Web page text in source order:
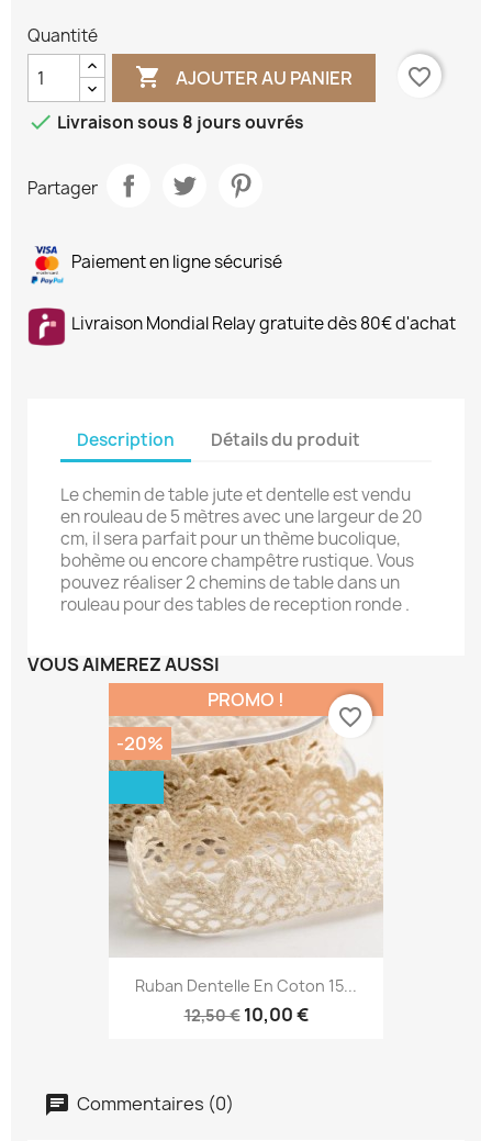
Quantité
 AJOUTER AU PANIER
favorite_border
 Livraison sous 8 jours ouvrés
Partager
Paiement en ligne sécurisé
Livraison Mondial Relay gratuite dès 80€ d'achat
Description Détails du produit
Le chemin de table jute et dentelle est vendu
en rouleau de 5 mètres avec une largeur de 20
cm, il sera parfait pour un thème bucolique,
bohème ou encore champêtre rustique. Vous
pouvez réaliser 2 chemins de table dans un
rouleau pour des tables de reception ronde .
VOUS AIMEREZ AUSSI
Ruban Dentelle En Coton 15...
12,50 € 10,00 €
PROMO !
-20%
favorite_border
Commentaires (0)